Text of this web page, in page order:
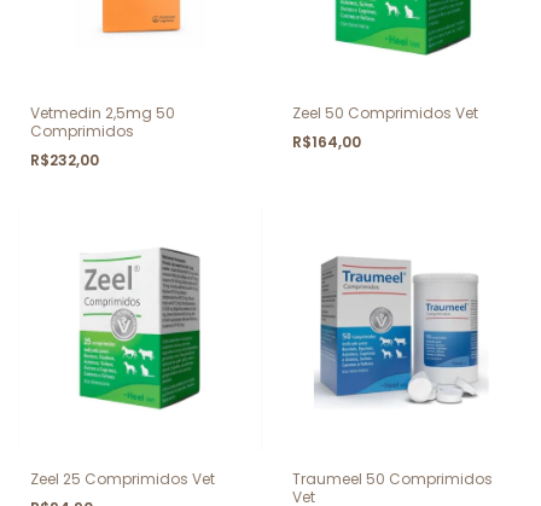
Vetmedin 2,5mg 50
Comprimidos
R$232,00
Zeel 50 Comprimidos Vet
R$164,00
Zeel 25 Comprimidos Vet
Traumeel 50 Comprimidos
Vet